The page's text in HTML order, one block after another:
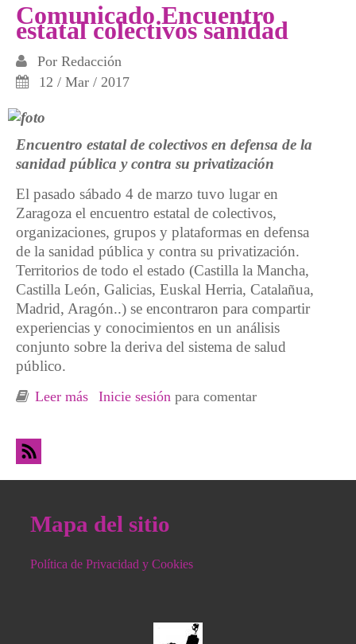
Comunicado Encuentro
estatal colectivos sanidad
Por Redacción
12 / Mar / 2017
Encuentro estatal de colectivos en defensa de la
sanidad pública y contra su privatización
El pasado sábado 4 de marzo tuvo lugar en
Zaragoza el encuentro estatal de colectivos,
organizaciones, grupos y plataformas en defensa
de la sanidad pública y contra su privatización.
Territorios de todo el estado (Castilla la Mancha,
Castilla León, Galicias, Euskal Herria, Catalañua,
Madrid, Aragón..) se encontraron para compartir
experiencias y conocimientos en un análisis
conjunto sobre la deriva del sistema de salud
público.
Leer más sobre Comunicado Encuentro estatal
Inicie sesión para comentar
Mapa del sitio
Política de Privacidad y Cookies